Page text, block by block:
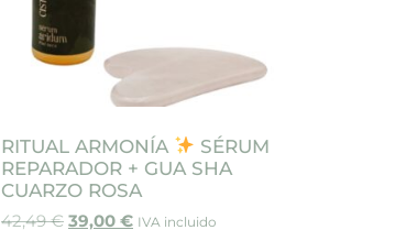
RITUAL ARMONÍA
SÉRUM
REPARADOR + GUA SHA
CUARZO ROSA
42,49€ 39,00€ IVA incluido